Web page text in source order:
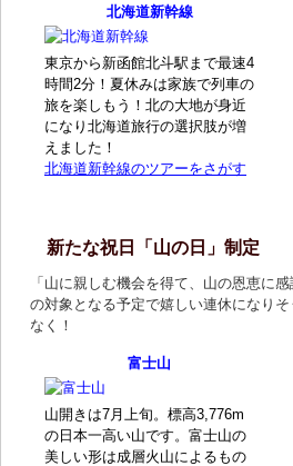
北海道新幹線
東京から新函館北斗駅まで最速4
時間2分！夏休みは家族で列車の
旅を楽しもう！北の大地が身近
になり北海道旅行の選択肢が増
えました！
北海道新幹線のツアーをさがす
新たな祝日「山の日」制定
「山に親しむ機会を得て、山の恩恵に
の対象となる予定で嬉しい連休になり
なく！
富士山
山開きは7月上旬。標高3,776m
の日本一高い山です。富士山の
美しい形は成層火山によるもの